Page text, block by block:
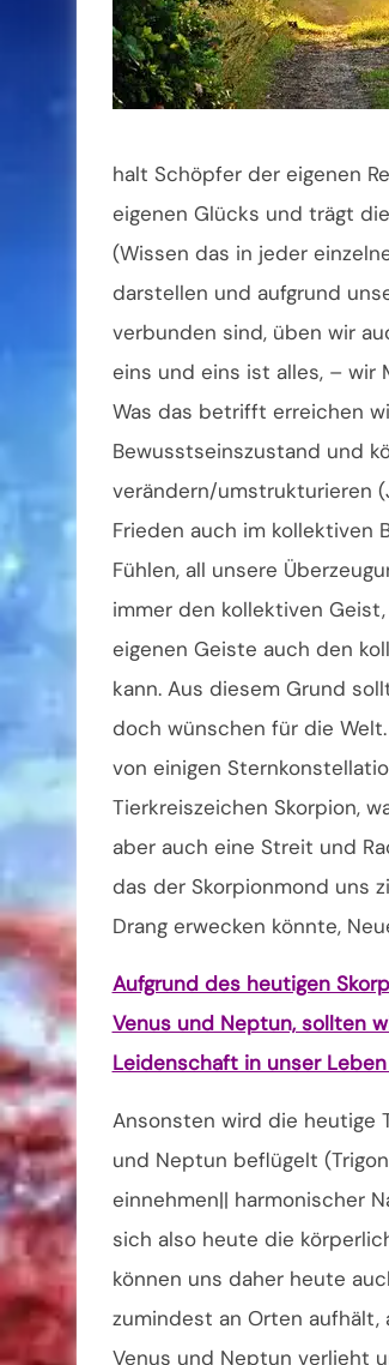
halt Schöpfer der eigenen
eigenen Glücks und trägt
(Wissen das in jeder
darstellen und aufgrund
verbunden sind, üben wir
eins und eins ist alles, – wir
Was das betrifft erreichen
Bewusstseinszustand und
verändern/umstrukturieren
Frieden auch im kollektiven
Fühlen, all unsere
immer den kollektiven
eigenen Geiste auch den
kann. Aus diesem Grund
doch wünschen für die
von einigen
Tierkreiszeichen Skorpion,
aber auch eine Streit und
das der Skorpionmond uns
Drang erwecken könnte,
Aufgrund des heutigen
Venus und Neptun, sollten
Leidenschaft in unser
Ansonsten wird die heutige
und Neptun beflügelt
einnehmen|| harmonischer
sich also heute die
können uns daher heute
zumindest an Orten aufhält,
Venus und Neptun verlieht